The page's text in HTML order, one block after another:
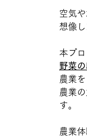
空気
想像
本プ
野菜
農業
農業
す。
農業